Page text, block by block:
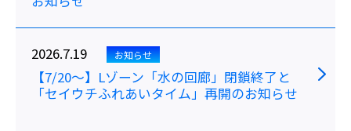
2026.7.19 お知らせ
【7/20～】Lゾーン「水の回廊」閉鎖終了と
「セイウチふれあいタイム」再開のお知らせ